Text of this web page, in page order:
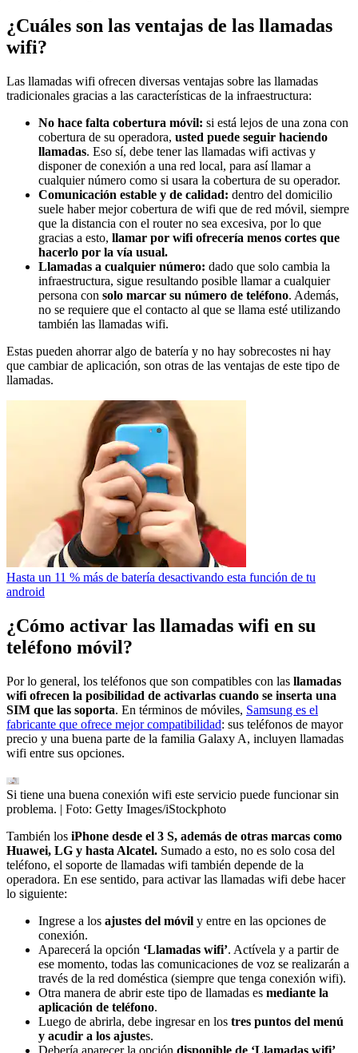
¿Cuáles son las ventajas de las llamadas
wifi?
Las llamadas wifi ofrecen diversas ventajas sobre las llamadas
tradicionales gracias a las características de la infraestructura:
No hace falta cobertura móvil: si está lejos de una zona con
cobertura de su operadora, usted puede seguir haciendo
llamadas. Eso sí, debe tener las llamadas wifi activas y
disponer de conexión a una red local, para así llamar a
cualquier número como si usara la cobertura de su operador.
Comunicación estable y de calidad: dentro del domicilio
suele haber mejor cobertura de wifi que de red móvil, siempre
que la distancia con el router no sea excesiva, por lo que
gracias a esto, llamar por wifi ofrecería menos cortes que
hacerlo por la vía usual.
Llamadas a cualquier número: dado que solo cambia la
infraestructura, sigue resultando posible llamar a cualquier
persona con solo marcar su número de teléfono. Además,
no se requiere que el contacto al que se llama esté utilizando
también las llamadas wifi.
Estas pueden ahorrar algo de batería y no hay sobrecostes ni hay
que cambiar de aplicación, son otras de las ventajas de este tipo de
llamadas.
Hasta un 11 % más de batería desactivando esta función de tu
android
¿Cómo activar las llamadas wifi en su
teléfono móvil?
Por lo general, los teléfonos que son compatibles con las llamadas
wifi ofrecen la posibilidad de activarlas cuando se inserta una
SIM que las soporta. En términos de móviles, Samsung es el
fabricante que ofrece mejor compatibilidad: sus teléfonos de mayor
precio y una buena parte de la familia Galaxy A, incluyen llamadas
wifi entre sus opciones.
Si tiene una buena conexión wifi este servicio puede funcionar sin
problema. | Foto: Getty Images/iStockphoto
También los iPhone desde el 3 S, además de otras marcas como
Huawei, LG y hasta Alcatel. Sumado a esto, no es solo cosa del
teléfono, el soporte de llamadas wifi también depende de la
operadora. En ese sentido, para activar las llamadas wifi debe hacer
lo siguiente:
Ingrese a los ajustes del móvil y entre en las opciones de
conexión.
Aparecerá la opción ‘Llamadas wifi’. Actívela y a partir de
ese momento, todas las comunicaciones de voz se realizarán a
través de la red doméstica (siempre que tenga conexión wifi).
Otra manera de abrir este tipo de llamadas es mediante la
aplicación de teléfono.
Luego de abrirla, debe ingresar en los tres puntos del menú
y acudir a los ajustes.